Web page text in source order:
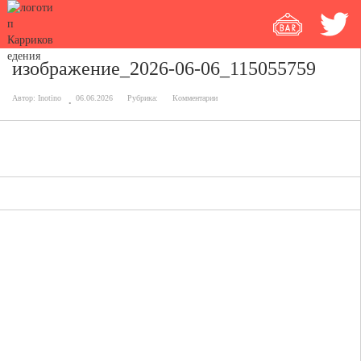
изображение_2026-06-06_115055759
Автор: Inotino 06.06.2026 Рубрика: Комментарии